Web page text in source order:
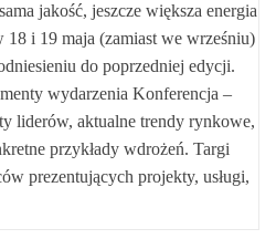
jakość, jeszcze większa energia
i 19 maja (zamiast we wrześniu)
do poprzedniej edycji.
wydarzenia Konferencja –
liderów, aktualne trendy rynkowe,
przykłady wdrożeń. Targi
prezentujących projekty, usługi,